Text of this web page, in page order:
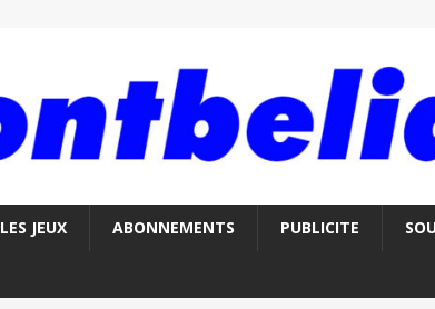
LES JEUX ABONNEMENTS PUBLICITE